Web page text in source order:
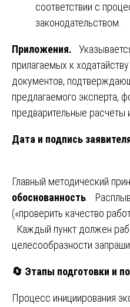
соответствии с
законодательством.
Приложения.
прилагаемых к
документов,
предлагаемого эксперта,
предварительные расчёты
Дата и подпись
Главный методический
обоснованность .
(«проверить качество
Каждый пункт должен
целесообразности
🔄 Этапы подготовки и
Процесс инициирования